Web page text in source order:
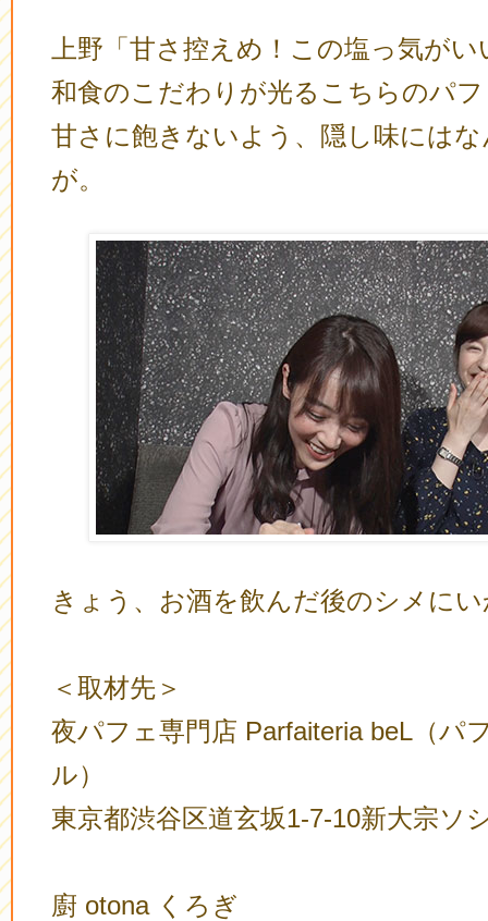
上野「甘さ控えめ！この塩っ気が
和食のこだわりが光るこちらのパ
甘さに飽きないよう、隠し味には
が。
きょう、お酒を飲んだ後のシメに
＜取材先＞
夜パフェ専門店 Parfaiteria beL（パ
ル）
東京都渋谷区道玄坂1-7-10新大宗ソ
廚 otona くろぎ